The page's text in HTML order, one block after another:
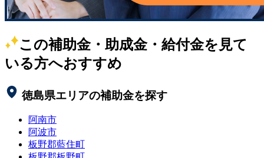
この補助金・助成金・給付金を見て
いる方へおすすめ
徳島県エリアの補助金を探す
阿南市
阿波市
板野郡藍住町